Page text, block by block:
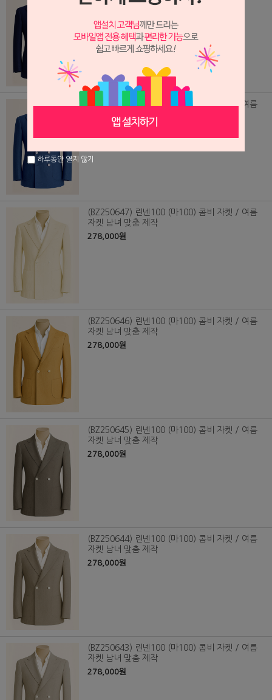
자켓 남녀 맞춤 제작
278,000원
(BZ250648) 린넨100 (마100) 콤비 자켓 / 여름
278,000원
(BZ250647) 린넨100 (마100) 콤비 자켓 / 여름
자켓 남녀 맞춤 제작
278,000원
(BZ250646) 린넨100 (마100) 콤비 자켓 / 여름
자켓 남녀 맞춤 제작
278,000원
(BZ250645) 린넨100 (마100) 콤비 자켓 / 여름
자켓 남녀 맞춤 제작
278,000원
(BZ250644) 린넨100 (마100) 콤비 자켓 / 여름
자켓 남녀 맞춤 제작
278,000원
(BZ250643) 린넨100 (마100) 콤비 자켓 / 여름
자켓 남녀 맞춤 제작
278,000원
하루동안 열지 않기